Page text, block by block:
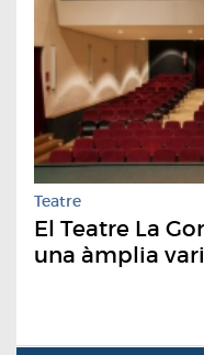
Teatre
El Teatre La
una àmplia